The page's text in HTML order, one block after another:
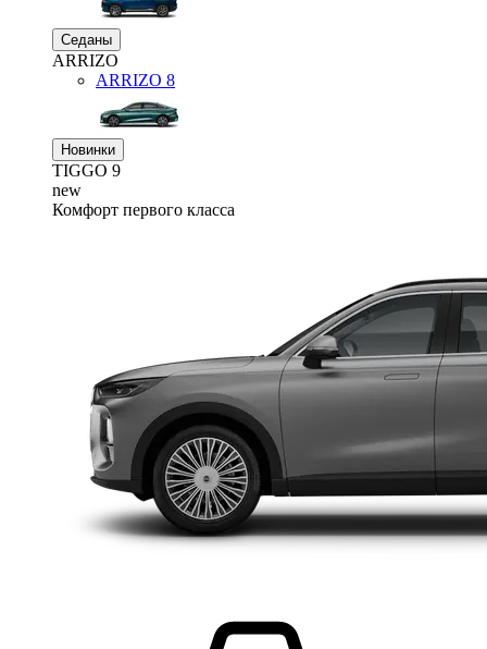
Седаны
ARRIZO
ARRIZO 8
Новинки
TIGGO 9
new
Комфорт первого класса